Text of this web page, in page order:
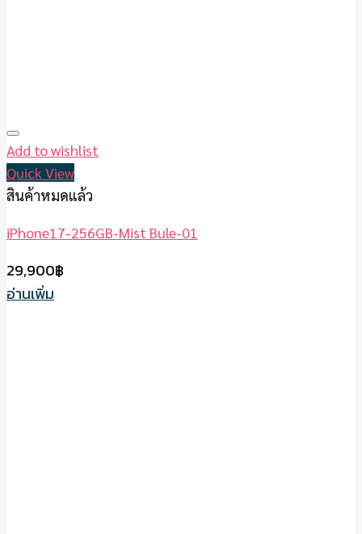
Add to wishlist
Quick View
สินค้าหมดแล้ว
iPhone17-256GB-Mist Bule-01
29,900฿
อ่านเพิ่ม